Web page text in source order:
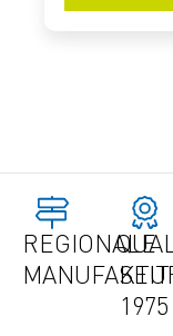
REGIONALE
SEIT
1975